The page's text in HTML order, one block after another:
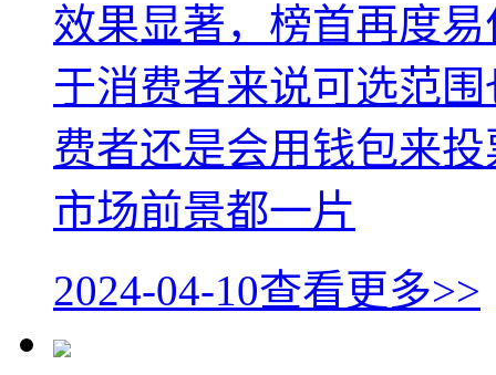
效果显著，榜首再度
于消费者来说可选范
费者还是会用钱包来
市场前景都一片
2024-04-10查看更多>>